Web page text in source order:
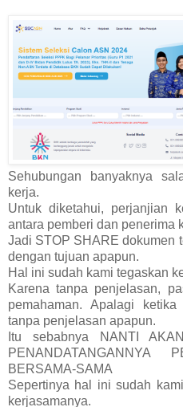
Sehubungan banyaknya
kerja.
Untuk diketahui, perjanjian
antara pemberi dan penerima
Jadi STOP SHARE dokumen
dengan tujuan apapun.
Hal ini sudah kami tegaskan
Karena tanpa penjelasan,
pemahaman. Apalagi
tanpa penjelasan apapun.
Itu sebabnya NANTI
PENANDATANGANNYA
BERSAMA-SAMA
Sepertinya hal ini sudah
kerjasamanya.